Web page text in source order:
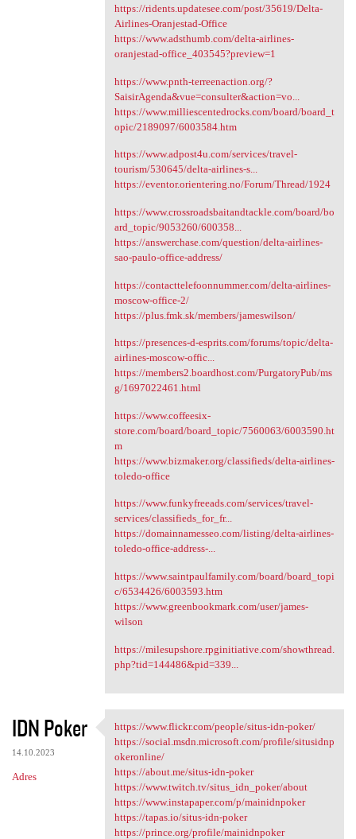
https://ridents.updatesee.com/post/35619/Delta-
Airlines-Oranjestad-Office
https://www.adsthumb.com/delta-airlines-
oranjestad-office_403545?preview=1
https://www.pnth-terreenaction.org/?
SaisirAgenda&vue=consulter&action=vo...
https://www.milliescentedrocks.com/board/board_t
opic/2189097/6003584.htm
https://www.adpost4u.com/services/travel-
tourism/530645/delta-airlines-s...
https://eventor.orientering.no/Forum/Thread/1924
https://www.crossroadsbaitandtackle.com/board/bo
ard_topic/9053260/600358...
https://answerchase.com/question/delta-airlines-
sao-paulo-office-address/
https://contacttelefoonnummer.com/delta-airlines-
moscow-office-2/
https://plus.fmk.sk/members/jameswilson/
https://presences-d-esprits.com/forums/topic/delta-
airlines-moscow-offic...
https://members2.boardhost.com/PurgatoryPub/ms
g/1697022461.html
https://www.coffeesix-
store.com/board/board_topic/7560063/6003590.ht
m
https://www.bizmaker.org/classifieds/delta-airlines-
toledo-office
https://www.funkyfreeads.com/services/travel-
services/classifieds_for_fr...
https://domainnamesseo.com/listing/delta-airlines-
toledo-office-address-...
https://www.saintpaulfamily.com/board/board_topi
c/6534426/6003593.htm
https://www.greenbookmark.com/user/james-
wilson
https://milesupshore.rpginitiative.com/showthread.
php?tid=144486&pid=339...
IDN Poker
14.10.2023
Adres
https://www.flickr.com/people
https://www.flickr.com/people/situs-idn-poker/
https://social.msdn.microsoft.com/profile/situsidnp
okeronline/
https://about.me/situs-idn-poker
https://www.twitch.tv/situs_idn_poker/about
https://www.instapaper.com/p/mainidnpoker
https://tapas.io/situs-idn-poker
https://prince.org/profile/mainidnpoker